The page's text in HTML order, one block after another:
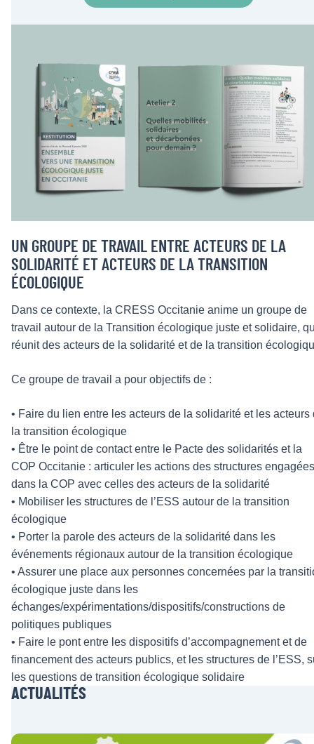
UN GROUPE DE TRAVAIL ENTRE ACTEURS DE LA
SOLIDARITÉ ET ACTEURS DE LA TRANSITION
ÉCOLOGIQUE
Dans ce contexte, la CRESS Occitanie anime un groupe de
travail autour de la Transition écologique juste et solidaire,
réunit des acteurs de la solidarité et de la transition
Ce groupe de travail a pour objectifs de :
• Faire du lien entre les acteurs de la solidarité et les acteurs
la transition écologique
• Être le point de contact entre le Pacte des solidarités et la
COP Occitanie : articuler les actions des structures engagées
dans la COP avec celles des acteurs de la solidarité
• Mobiliser les structures de l’ESS autour de la transition
écologique
• Porter la parole des acteurs de la solidarité dans les
événements régionaux autour de la transition écologique
• Assurer une place aux personnes concernées par la
écologique juste dans les
échanges/expérimentations/dispositifs/constructions de
politiques publiques
• Faire le pont entre les dispositifs d’accompagnement et de
financement des acteurs publics, et les structures de l’ESS,
les questions de transition écologique solidaire
ACTUALITÉS